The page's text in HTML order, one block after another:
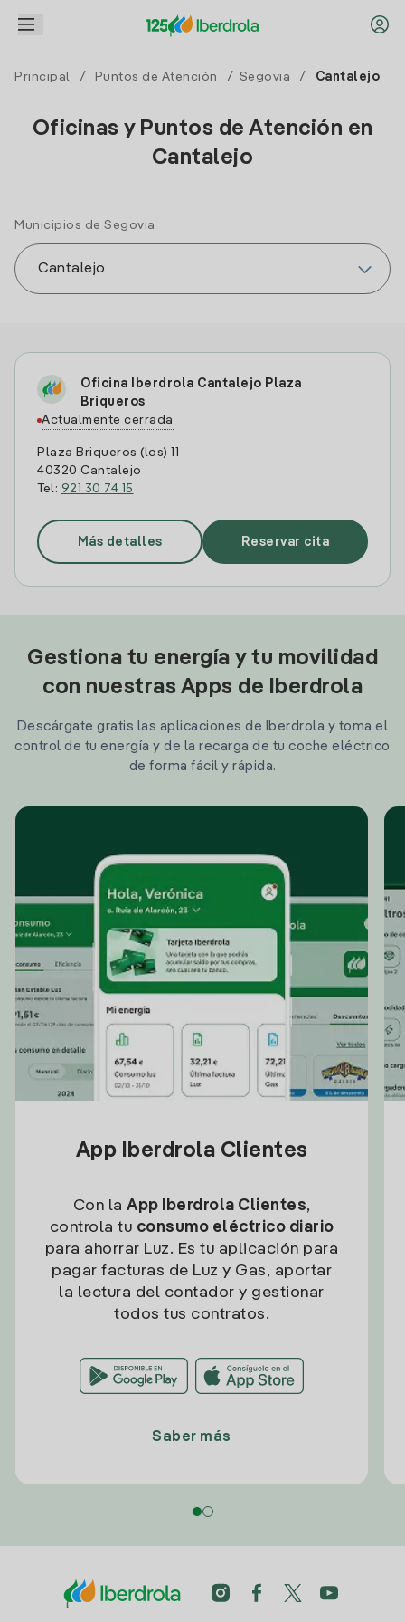
Principal / Puntos de Atención / Segovia / Cantalejo
Oficinas y Puntos de Atención en
Cantalejo
Municipios de Segovia
Oficina Iberdrola Cantalejo Plaza
Briqueros
Actualmente cerrada
Plaza Briqueros (los) 11
40320 Cantalejo
Tel: 921 30 74 15
Más detalles Reservar cita
Gestiona tu energía y tu movilidad
con nuestras Apps de Iberdrola
Descárgate gratis las aplicaciones de Iberdrola y toma el
control de tu energía y de la recarga de tu coche eléctrico
de forma fácil y rápida.
App Iberdrola Clientes
Con la App Iberdrola Clientes,
controla tu consumo eléctrico diario
para ahorrar Luz. Es tu aplicación para
pagar facturas de Luz y Gas, aportar
la lectura del contador y gestionar
todos tus contratos.
Saber más